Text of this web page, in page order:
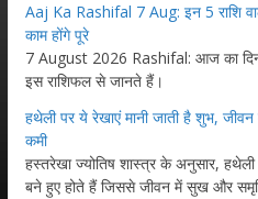
Aaj Ka Rashifal 7 Aug: इन 5 राशि
काम होंगे पूरे
7 August 2026 Rashifal: आज का
इस राशिफल से जानते हैं।
हथेली पर ये रेखाएं मानी जाती है शुभ,
कमी
हस्तरेखा ज्योतिष शास्त्र के अनुसार,
बने हुए होते हैं जिससे जीवन में सुख और